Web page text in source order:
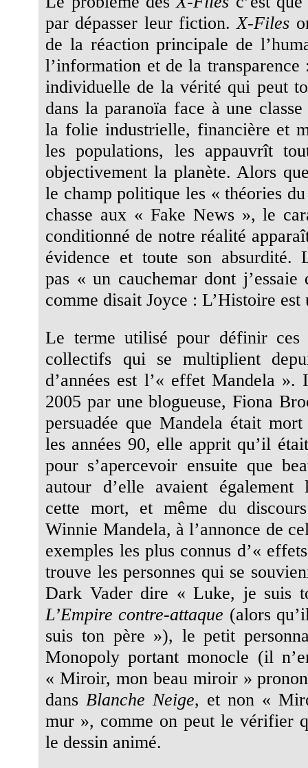
par dépasser leur fiction. X-Files
de la réaction principale de
l’information et de la transparence
individuelle de la vérité qui peut
dans la paranoïa face à une
la folie industrielle, financière et
les populations, les appauvrît
objectivement la planète. Alors
le champ politique les « théories
chasse aux « Fake News », le
conditionné de notre réalité
évidence et toute son absurdité.
pas « un cauchemar dont j’essaie
comme disait Joyce : L’Histoire est
Le terme utilisé pour définir ces
collectifs qui se multiplient
d’années est l’« effet Mandela
2005 par une blogueuse, Fiona
persuadée que Mandela était
les années 90, elle apprit qu’il
pour s’apercevoir ensuite que
autour d’elle avaient
cette mort, et même du
Winnie Mandela, à l’annonce de
exemples les plus connus d’«
trouve les personnes qui se
Dark Vader dire « Luke, je suis
L’Empire contre-attaque (alors
suis ton père »), le petit
Monopoly portant monocle (il
« Miroir, mon beau miroir »
dans Blanche Neige, et non «
mur », comme on peut le vérifier
le dessin animé.